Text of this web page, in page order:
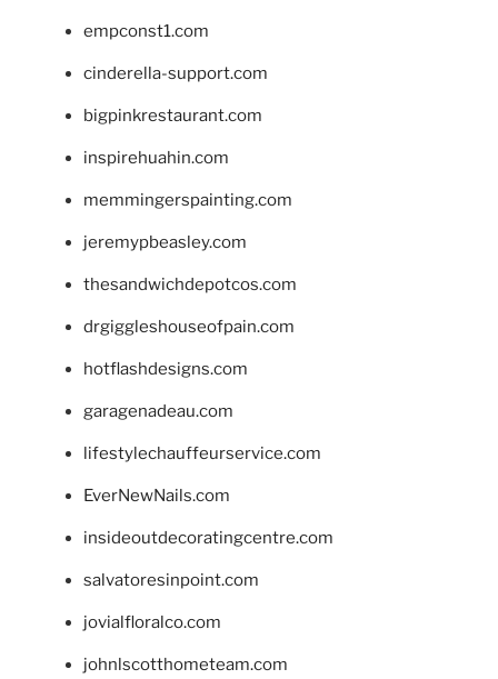
empconst1.com
cinderella-support.com
bigpinkrestaurant.com
inspirehuahin.com
memmingerspainting.com
jeremypbeasley.com
thesandwichdepotcos.com
drgiggleshouseofpain.com
hotflashdesigns.com
garagenadeau.com
lifestylechauffeurservice.com
EverNewNails.com
insideoutdecoratingcentre.com
salvatoresinpoint.com
jovialfloralco.com
johnlscotthometeam.com